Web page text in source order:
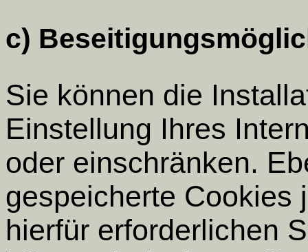
c)
Sie können die
Einstellung Ihres
oder einschränken.
gespeicherte Cookies
hierfür erforderlichen